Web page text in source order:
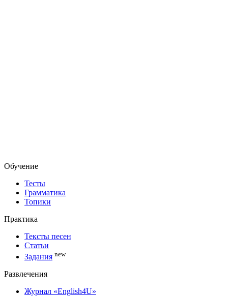
Обучение
Тесты
Грамматика
Топики
Практика
Тексты песен
Статьи
Задания new
Развлечения
Журнал «English4U»